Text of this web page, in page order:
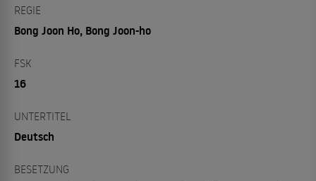
REGIE
Bong Joon Ho, Bong Joon-ho
FSK
16
UNTERTITEL
Deutsch
BESETZUNG